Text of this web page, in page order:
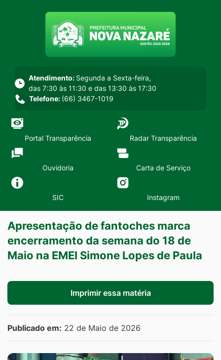
Seção do menu principal
Atendimento: Segunda a Sexta-feira,
das 7:30 às 11:30 e das 13:30 às 17:30
Telefone: (66) 3467-1019
Portal Transparência Radar Transparência
Ouvidoria Carta de Serviço
SIC Instagram
Apresentação de fantoches marca
encerramento da semana do 18 de
Maio na EMEI Simone Lopes de Paula
Imprimir essa matéria
Publicado em: 22 de Maio de 2026